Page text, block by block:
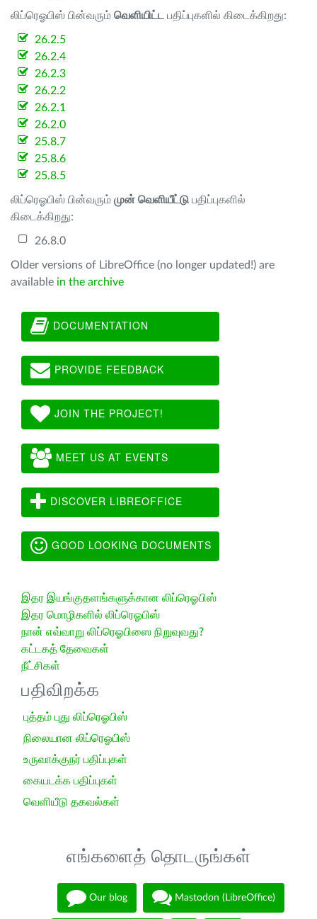
லிப்ரெஓபிஸ் பின்வரும் வெளியிட்ட பதிப்புகளில் கிடைக்கிறது:
26.2.5
26.2.4
26.2.3
26.2.2
26.2.1
26.2.0
25.8.7
25.8.6
25.8.5
லிப்ரெஓபிஸ் பின்வரும் முன் வெளியீட்டு பதிப்புகளில்
கிடைக்கிறது:
26.8.0
Older versions of LibreOffice (no longer updated!) are
available in the archive
DOCUMENTATION
PROVIDE FEEDBACK
JOIN THE PROJECT!
MEET US AT EVENTS
DISCOVER LIBREOFFICE
GOOD LOOKING DOCUMENTS
இதர இயங்குதளங்களுக்கான லிப்ரெஓபிஸ்
இதர மொழிகளில் லிப்ரெஓபிஸ்
நான் எவ்வாறு லிப்ரெஓபிஸை நிறுவுவது?
கட்டகத் தேவைகள்
நீட்சிகள்
பதிவிறக்க
புத்தம் புது லிப்ரெஓபிஸ்
நிலையான லிப்ரெஓபிஸ்
உருவாக்குநர் பதிப்புகள்
கையடக்க பதிப்புகள்
வெளியீடு தகவல்கள்
எங்களைத் தொடருங்கள்
Our blog Mastodon (LibreOffice)